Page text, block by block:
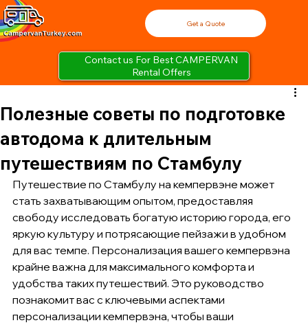
Contact us For Best CAMPERVAN
Rental Offers
Get a Quote
Полезные советы по подготовке
автодома к длительным
путешествиям по Стамбулу
Путешествие по Стамбулу на кемпервэне может
стать захватывающим опытом, предоставляя
свободу исследовать богатую историю города, его
яркую культуру и потрясающие пейзажи в удобном
для вас темпе. Персонализация вашего кемпервэна
крайне важна для максимального комфорта и
удобства таких путешествий. Это руководство
познакомит вас с ключевыми аспектами
персонализации кемпервэна, чтобы ваши